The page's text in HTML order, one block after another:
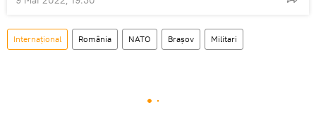
Internaţional România NATO Brașov Militari